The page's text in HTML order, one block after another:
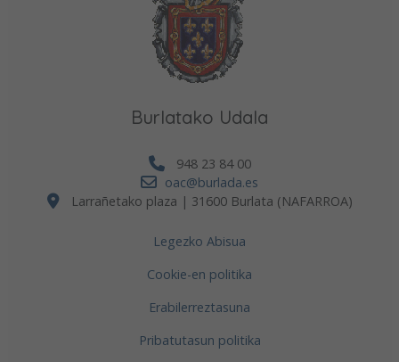
Burlatako Udala
948 23 84 00
oac@burlada.es
Larrañetako plaza | 31600 Burlata (NAFARROA)
Legezko Abisua
Cookie-en politika
Erabilerreztasuna
Pribatutasun politika